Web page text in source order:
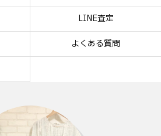
LINE査定
よくある質問